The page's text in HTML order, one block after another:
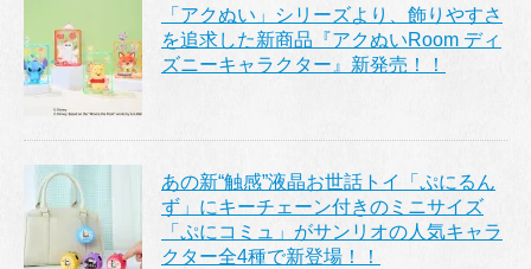
「アクぬい」シリーズより、飾りやすさ
を追求した新商品『アクぬいRoom ディ
ズニーキャラクター』新発売！！
あの新“触感”液晶お世話トイ「ぷにるん
ず」にキーチェーン付きのミニサイズ
「ぷにコミュ」がサンリオの人気キャラ
クター全4種で新登場！！